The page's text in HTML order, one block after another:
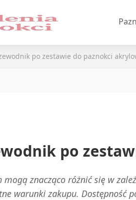
po zestawie do paznokci
po
mogą znacząco różnić się w
warunki zakupu. Dostępność